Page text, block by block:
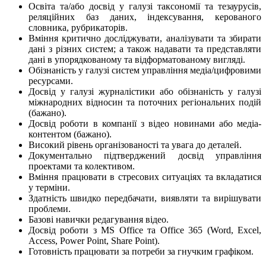
Освіта та/або досвід у галузі таксономії та тезаурусів,
реляційних баз даних, індексування, керованого
словника, рубрикаторів.
Вміння критично досліджувати, аналізувати та збирати
дані з різних систем; а також надавати та представляти
дані в упорядкованому та відформатованому вигляді.
Обізнаність у галузі систем управління медіа/цифровими
ресурсами.
Досвід у галузі журналістики або обізнаність у галузі
міжнародних відносин та поточних регіональних подій
(бажано).
Досвід роботи в компанії з відео новинами або медіа-
контентом (бажано).
Високий рівень організованості та увага до деталей.
Документально підтверджений досвід управління
проектами та колективом.
Вміння працювати в стресових ситуаціях та вкладатися
у терміни.
Здатність швидко передбачати, виявляти та вирішувати
проблеми.
Базові навички редагування відео.
Досвід роботи з MS Office та Office 365 (Word, Excel,
Access, Power Point, Share Point).
Готовність працювати за потреби за гнучким графіком.